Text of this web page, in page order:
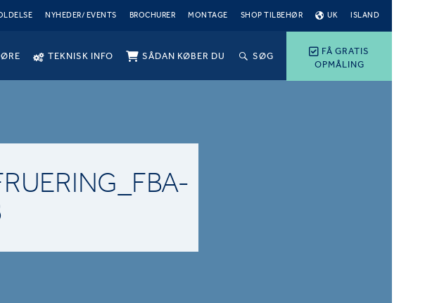
NYHEDER/ EVENTS BROCHURER MONTAGE SHOP TILBEHØR UK ISLAND
FÅ GRATIS
OPMÅLING
TEKNISK INFO SÅDAN KØBER DU SØG